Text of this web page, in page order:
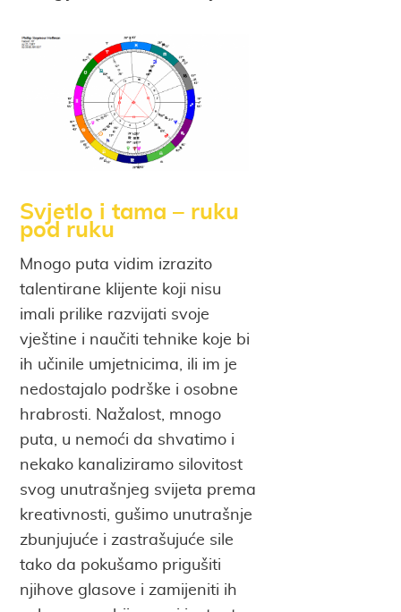
Svjetlo i tama – ruku
pod ruku
Mnogo puta vidim izrazito
talentirane klijente koji nisu
imali prilike razvijati svoje
vještine i naučiti tehnike koje bi
ih učinile umjetnicima, ili im je
nedostajalo podrške i osobne
hrabrosti. Nažalost, mnogo
puta, u nemoći da shvatimo i
nekako kanaliziramo silovitost
svog unutrašnjeg svijeta prema
kreativnosti, gušimo unutrašnje
zbunjujuće i zastrašujuće sile
tako da pokušamo prigušiti
njihove glasove i zamijeniti ih